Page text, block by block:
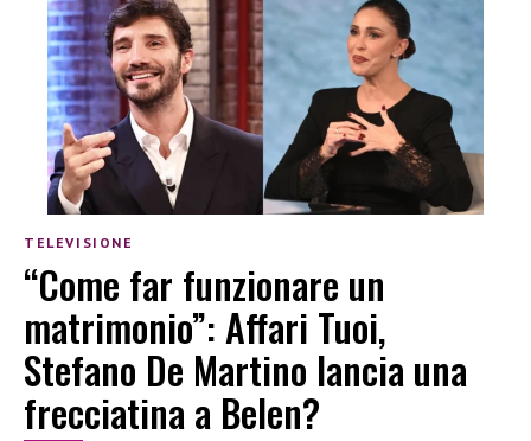
TELEVISIONE
“Come far funzionare un
matrimonio”: Affari Tuoi,
Stefano De Martino lancia una
frecciatina a Belen?